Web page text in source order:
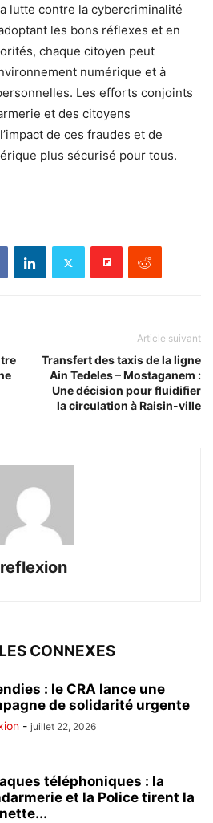
lutte contre la cybercriminalité
les bons réflexes et en
chaque citoyen peut
numérique et à
Les efforts conjoints
et des citoyens
de ces fraudes et de
plus sécurisé pour tous.
Article suivant
Transfert des taxis de la ligne
Ain Tedeles – Mostaganem :
Une décision pour fluidifier
la circulation à Raisin-ville
reflexion
CONNEXES
: le CRA lance une
de solidarité urgente
- juillet 22, 2026
téléphoniques : la
et la Police tirent la